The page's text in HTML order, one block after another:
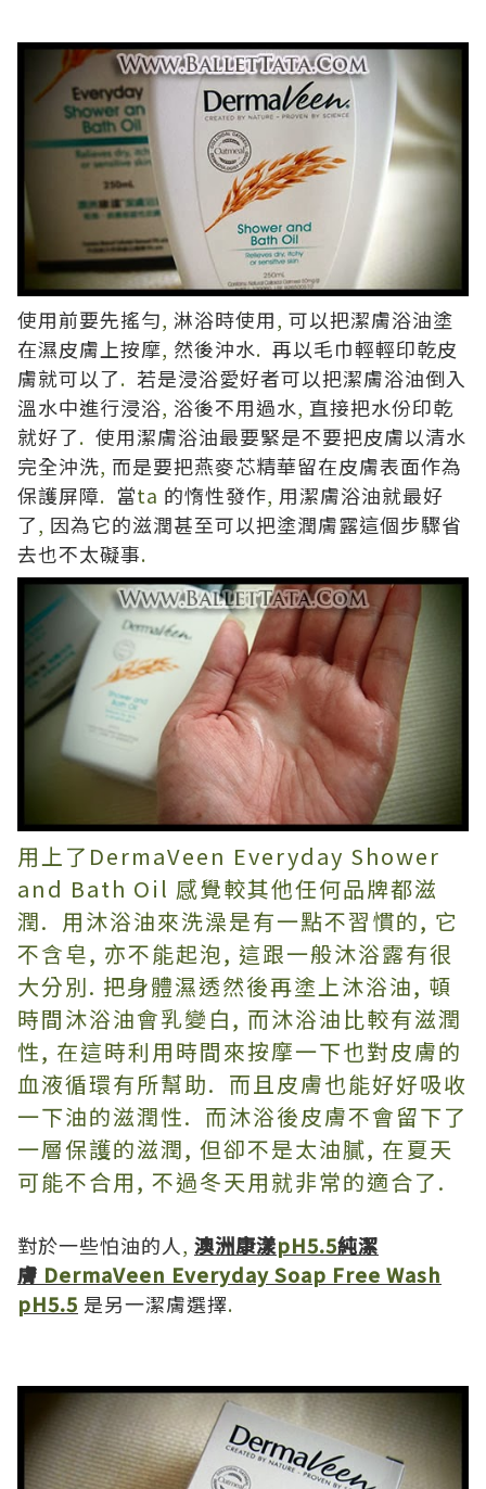
使用前要先搖勻, 淋浴時使用, 可以把潔膚浴油塗
在濕皮膚上按摩, 然後沖水. 再以毛巾輕輕印乾皮
膚就可以了. 若是浸浴愛好者可以把潔膚浴油倒入
溫水中進行浸浴, 浴後不用過水, 直接把水份印乾
就好了. 使用潔膚浴油最要緊是不要把皮膚以清水
完全沖洗, 而是要把燕麥芯精華留在皮膚表面作為
保護屏障. 當ta 的惰性發作, 用潔膚浴油就最好
了, 因為它的滋潤甚至可以把塗潤膚露這個步驟省
去也不太礙事.
用上了 DermaVeen Everyday Shower
and Bath Oil 感覺較其他任何品牌都滋
潤. 用沐浴油來洗澡是有一點不習慣的, 它
不含皂, 亦不能起泡, 這跟一般沐浴露有很
大分別. 把身體濕透然後再塗上沐浴油, 頓
時間沐浴油會乳變白, 而沐浴油比較有滋潤
性, 在這時利用時間來按摩一下也對皮膚的
血液循環有所幫助. 而且皮膚也能好好吸收
一下油的滋潤性. 而沐浴後皮膚不會留下了
一層保護的滋潤, 但卻不是太油膩, 在夏天
可能不合用, 不過冬天用就非常的適合了.
對於一些怕油的人, 澳洲康漾pH5.5純潔
膚 DermaVeen Everyday Soap Free Wash
pH5.5 是另一潔膚選擇.